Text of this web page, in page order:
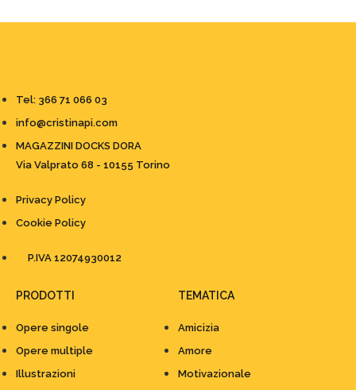
Tel: 366 71 066 03
info@cristinapi.com
MAGAZZINI DOCKS DORA
Via Valprato 68 - 10155 Torino
Privacy Policy
Cookie Policy
P.IVA 12074930012
PRODOTTI
Opere singole
Opere multiple
Illustrazioni
TEMATICA
Amicizia
Amore
Motivazionale